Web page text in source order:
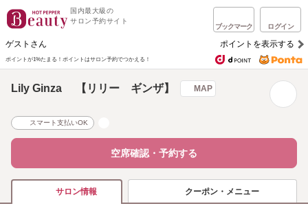
国内最大級の
サロン予約サイト
ブックマーク ログイン
ゲストさん ポイントを表示する
ポイントが1%たまる！ ポイントはサロン予約でつかえる！
Lily Ginza 【リリー ギンザ】 MAP
スマート支払いOK
空席確認・予約する
サロン情報 クーポン・メニュー